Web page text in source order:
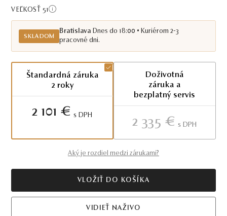
VEĽKOSŤ 51
SKLADOM
Bratislava Dnes do 18:00 • Kuriérom 2-3
pracovné dni.
Štandardná záruka
2 roky
2 101 € S DPH
Doživotná
záruka a
bezplatný servis
2 335 € S DPH
Aký je rozdiel medzi zárukami?
VLOŽIŤ DO KOŠÍKA
VIDIEŤ NAŽIVO